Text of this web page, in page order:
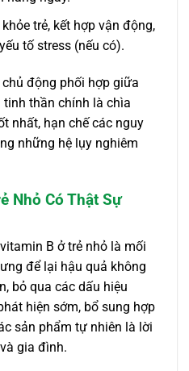
trẻ, kết hợp vận động,
tố stress (nếu có).
động phối hợp giữa
thần chính là chìa
nhất, hạn chế các nguy
những hệ lụy nghiêm
Nhỏ Có Thật Sự
B ở trẻ nhỏ là mối
để lại hậu quả không
bỏ qua các dấu hiệu
hiện sớm, bổ sung hợp
sản phẩm tự nhiên là lời
gia đình.